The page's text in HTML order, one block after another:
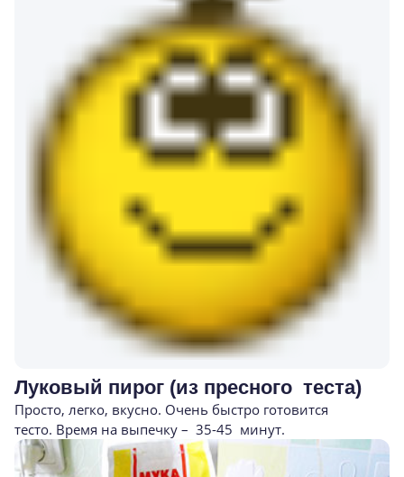
Луковый пирог (из пресного теста)
Просто, легко, вкусно. Очень быстро готовится
тесто. Время на выпечку – 35-45 минут.